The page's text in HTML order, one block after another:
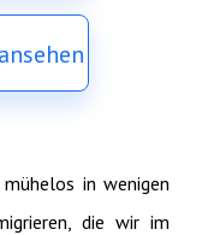
in wenigen
die wir im